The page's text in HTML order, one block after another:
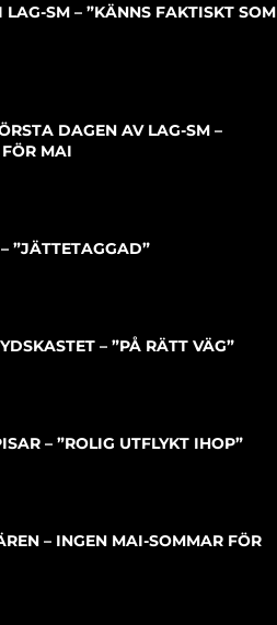
SM – ”KÄNNS FAKTISKT SOM
DAGEN AV LAG-SM –
MAI
”JÄTTETAGGAD”
– ”PÅ RÄTT VÄG”
– ”ROLIG UTFLYKT IHOP”
– INGEN MAI-SOMMAR FÖR